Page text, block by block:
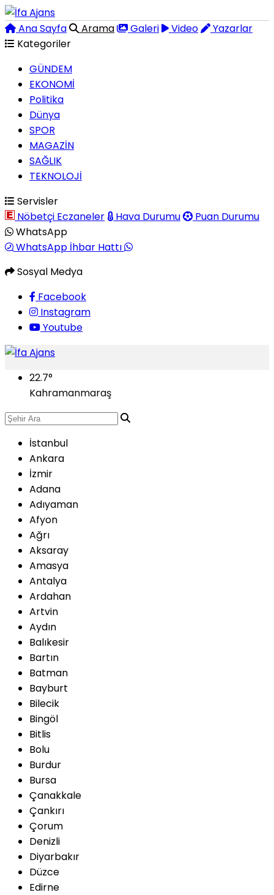
Ana Sayfa Arama Galeri Video
Yazarlar
Kategoriler
GÜNDEM
EKONOMİ
Politika
Dünya
SPOR
MAGAZİN
SAĞLIK
TEKNOLOJİ
Servisler
Nöbetçi Eczaneler
Hava Durumu
Puan Durumu
WhatsApp
WhatsApp İhbar Hattı
Sosyal Medya
Facebook
Instagram
Youtube
22.7°
Kahramanmaraş
İstanbul
Ankara
İzmir
Adana
Adıyaman
Afyon
Ağrı
Aksaray
Amasya
Antalya
Ardahan
Artvin
Aydın
Balıkesir
Bartın
Batman
Bayburt
Bilecik
Bingöl
Bitlis
Bolu
Burdur
Bursa
Çanakkale
Çankırı
Çorum
Denizli
Diyarbakır
Düzce
Edirne